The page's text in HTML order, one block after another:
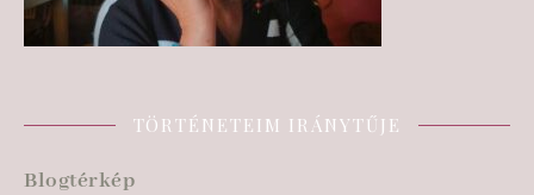
TÖRTÉNETEIM IRÁNYTŰJE
Blogtérkép